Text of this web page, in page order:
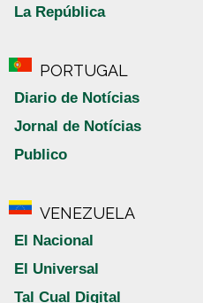
La República
PORTUGAL
Diario de Notícias
Jornal de Notícias
Publico
VENEZUELA
El Nacional
El Universal
Tal Cual Digital